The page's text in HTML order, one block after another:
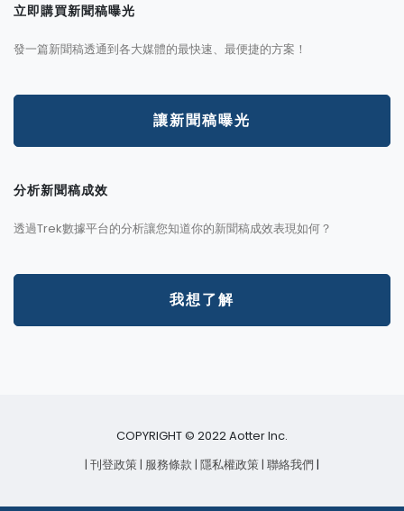
立即購買新聞稿曝光
發一篇新聞稿透通到各大媒體的最快速、最便捷的方案！
讓新聞稿曝光
分析新聞稿成效
透過Trek數據平台的分析讓您知道你的新聞稿成效表現如何？
我想了解
COPYRIGHT © 2022 Aotter Inc.
| 刊登政策| 服務條款 | 隱私權政策| 聯絡我們 |